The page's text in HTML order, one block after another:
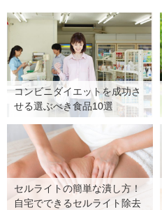
コンビニダイエットを成功さ
せる選ぶべき食品10選
セルライトの簡単な潰し方！
自宅でできるセルライト除去